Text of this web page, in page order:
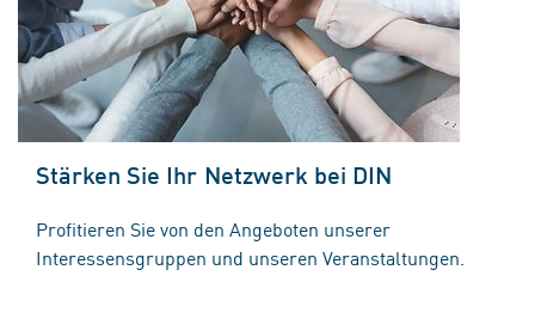
Stärken Sie Ihr Netzwerk bei DIN
Profitieren Sie von den Angeboten unserer
Interessensgruppen und unseren Veranstaltungen.